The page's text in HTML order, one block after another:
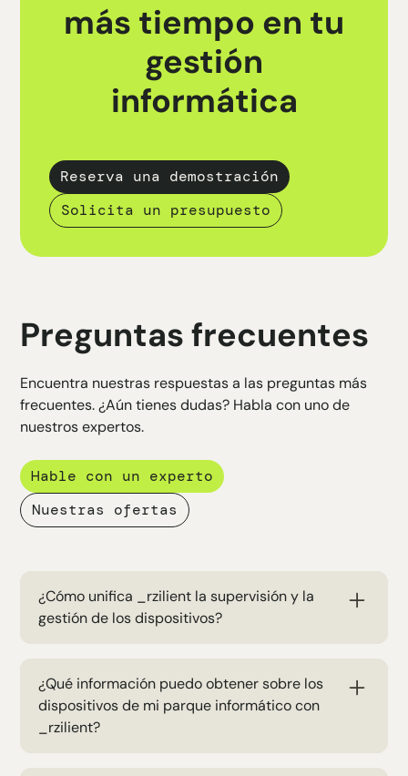
más tiempo en tu
gestión
informática
Reserva una demostración
Solicita un presupuesto
Preguntas frecuentes
Encuentra nuestras respuestas a las preguntas más
frecuentes. ¿Aún tienes dudas? Habla con uno de
nuestros expertos.
Hable con un experto
Nuestras ofertas
¿Cómo unifica _rzilient la supervisión y la
gestión de los dispositivos?
administración remota de los dispositivos en una
sola plataforma, ofreciendo una visualización en
tiempo real de todos sus equipos de TI. Esto
¿Qué información puedo obtener sobre los
dispositivos de mi parque informático con
_rzilient?